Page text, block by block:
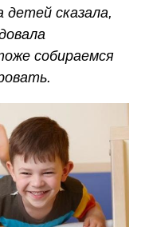
сказала,
собираемся